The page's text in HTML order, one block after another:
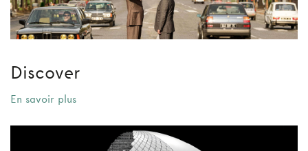
Discover
En savoir plus